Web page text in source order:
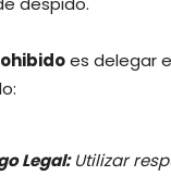
es delegar
Legal:Utilizar